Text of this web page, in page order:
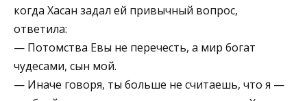
когда Хасан задал ей привычный вопрос,
ответила:
— Потомства Евы не перечесть, а мир богат
чудесами, сын мой.
— Иначе говоря, ты больше не считаешь, что я —